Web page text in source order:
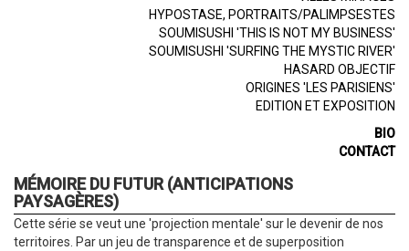
HYPOSTASE, PORTRAITS/PALIMPSESTES
SOUMISUSHI 'THIS IS NOT MY BUSINESS'
SOUMISUSHI 'SURFING THE MYSTIC RIVER'
HASARD OBJECTIF
ORIGINES 'LES PARISIENS'
EDITION ET EXPOSITION
principale
BIO
CONTACT
MÉMOIRE DU FUTUR (ANTICIPATIONS
PAYSAGÈRES)
Description
du
Cette série se veut une 'projection mentale' sur le devenir de nos
territoires. Par un jeu de transparence et de superposition